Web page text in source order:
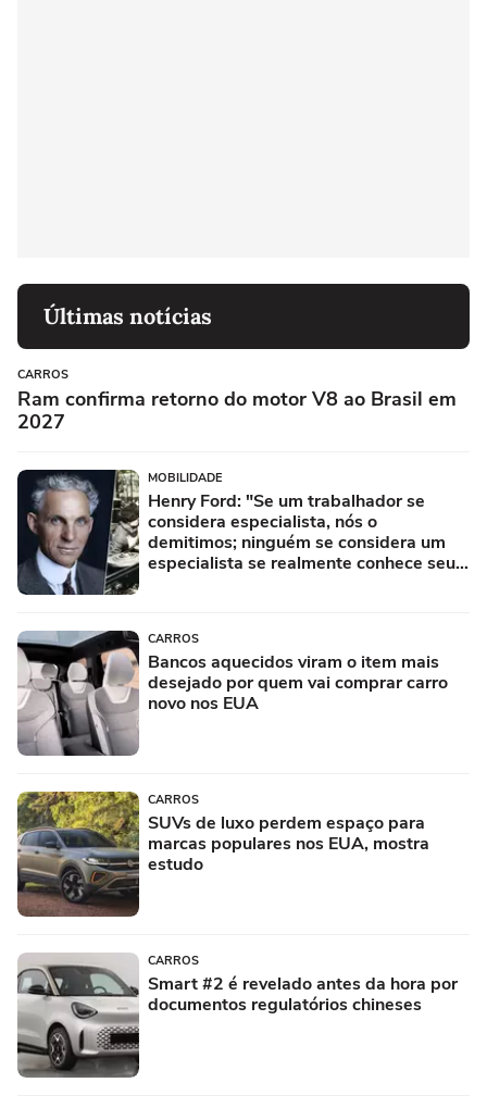
Últimas notícias
CARROS
Ram confirma retorno do motor V8 ao Brasil em
2027
MOBILIDADE
Henry Ford: "Se um trabalhador se
considera especialista, nós o
demitimos; ninguém se considera um
especialista se realmente conhece seu
CARROS
Bancos aquecidos viram o item mais
desejado por quem vai comprar carro
novo nos EUA
CARROS
SUVs de luxo perdem espaço para
marcas populares nos EUA, mostra
estudo
CARROS
Smart #2 é revelado antes da hora por
documentos regulatórios chineses